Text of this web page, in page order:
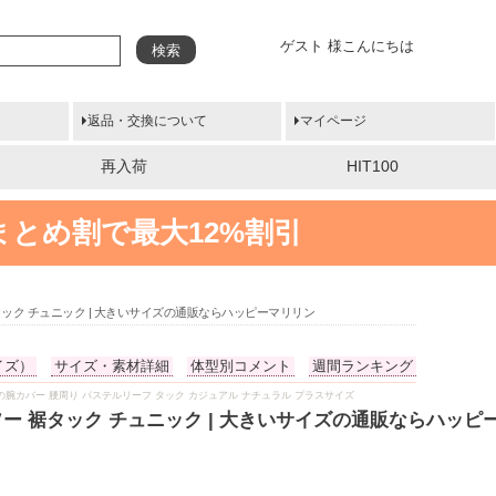
ゲスト 様こんにちは
検索
返品・交換について マイページ
再入荷 HIT100
め割で最大12%割引
ク チュニック | 大きいサイズの通販ならハッピーマリリン
） サイズ・素材詳細 体型別コメント 週間ランキング
カバー 腰周り パステルリーフ タック カジュアル ナチュラル プラスサイズ
裾タック チュニック | 大きいサイズの通販ならハッピ